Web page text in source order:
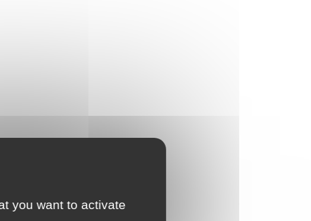
you want to activate